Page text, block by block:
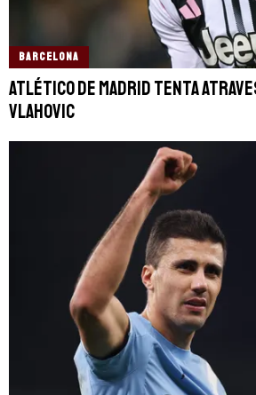
BARCELONA
Atlético de Madrid tenta
Vlahovic